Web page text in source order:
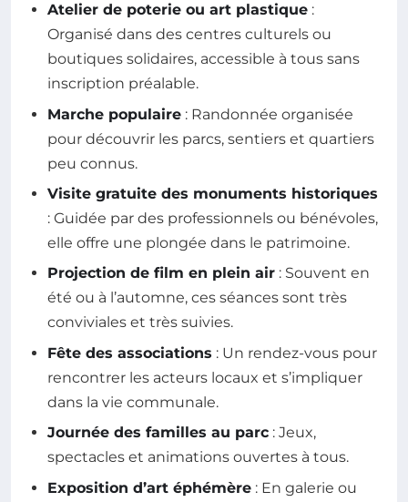
Atelier de poterie ou art plastique :
Organisé dans des centres culturels ou
boutiques solidaires, accessible à tous sans
inscription préalable.
Marche populaire : Randonnée organisée
pour découvrir les parcs, sentiers et quartiers
peu connus.
Visite gratuite des monuments historiques
: Guidée par des professionnels ou bénévoles,
elle offre une plongée dans le patrimoine.
Projection de film en plein air : Souvent en
été ou à l’automne, ces séances sont très
conviviales et très suivies.
Fête des associations : Un rendez-vous pour
rencontrer les acteurs locaux et s’impliquer
dans la vie communale.
Journée des familles au parc : Jeux,
spectacles et animations ouvertes à tous.
Exposition d’art éphémère : En galerie ou